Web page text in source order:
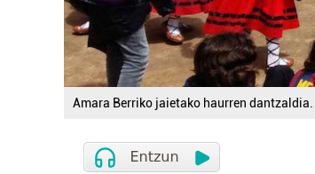
Amara Berriko jaietako haurren